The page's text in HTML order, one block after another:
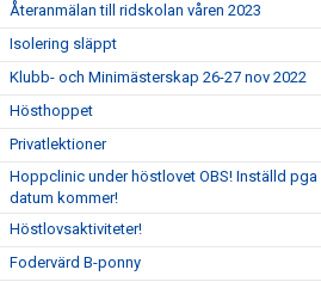
Återanmälan till ridskolan våren 2023
Isolering släppt
Klubb- och Minimästerskap 26-27 nov 2022
Hösthoppet
Privatlektioner
Hoppclinic under höstlovet OBS! Inställd
datum kommer!
Höstlovsaktiviteter!
Fodervärd B-ponny